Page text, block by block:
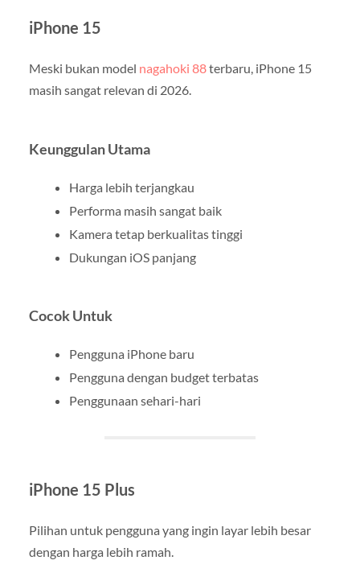
iPhone 15
Meski bukan model nagahoki 88terbaru, iPhone 15
masih sangat relevan di 2026.
Keunggulan Utama
Harga lebih terjangkau
Performa masih sangat baik
Kamera tetap berkualitas tinggi
Dukungan iOS panjang
Cocok Untuk
Pengguna iPhone baru
Pengguna dengan budget terbatas
Penggunaan sehari-hari
iPhone 15 Plus
Pilihan untuk pengguna yang ingin layar lebih besar
dengan harga lebih ramah.